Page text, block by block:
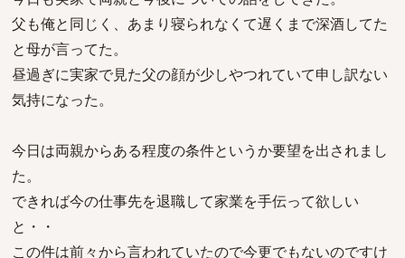
父も俺と同じく、あまり寝られなくて遅くまで深酒してた
と母が言ってた。
昼過ぎに実家で見た父の顔が少しやつれていて申し訳ない
気持になった。
今日は両親からある程度の条件というか要望を出されまし
た。
できれば今の仕事先を退職して家業を手伝って欲しい
と・・
この件は前々から言われていたので今更でもないのですけ